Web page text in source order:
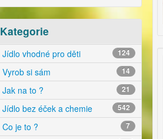
Kategorie
Jídlo vhodné pro děti 124
Vyrob si sám 14
Jak na to ? 21
Jídlo bez éček a chemie 542
Co je to ? 7